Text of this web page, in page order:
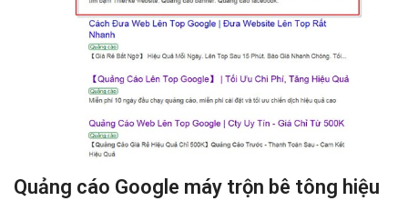
Quảng cáo Google máy trộn bê tông hiệu